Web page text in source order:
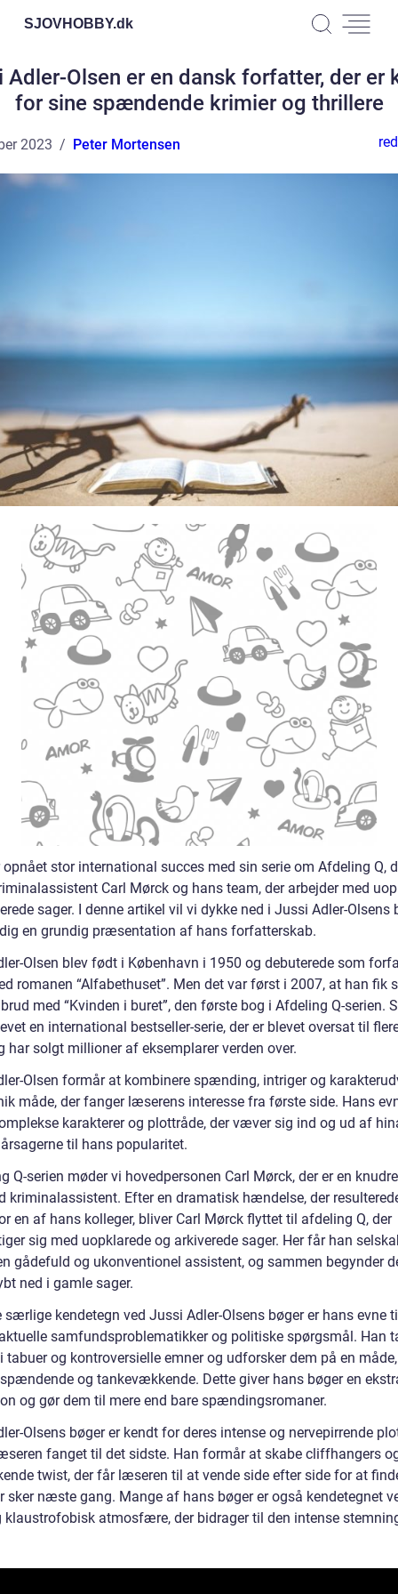
SJOVHOBBY.dk
Adler-Olsen er en dansk forfatter, der er
for sine spændende krimier og thrillere
2023 Peter Mortensen
opnået stor international succes med sin serie om Afdeling Q,
Carl Mørck og hans team, der arbejder med
sager. I denne artikel vil vi dykke ned i Jussi Adler-Olsens
en grundig præsentation af hans forfatterskab.
Olsen blev født i København i 1950 og debuterede som
romanen “Alfabethuset”. Men det var først i 2007, at han fik
med “Kvinden i buret”, den første bog i Afdeling Q-serien.
en international bestseller-serie, der er blevet oversat til
har solgt millioner af eksemplarer verden over.
Olsen formår at kombinere spænding, intriger og
måde, der fanger læserens interesse fra første side. Hans
karakterer og plottråde, der væver sig ind og ud af
til hans popularitet.
Q-serien møder vi hovedpersonen Carl Mørck, der er en
kriminalassistent. Efter en dramatisk hændelse, der
en af hans kolleger, bliver Carl Mørck flyttet til afdeling Q, der
sig med uopklarede og arkiverede sager. Her får han
gådefuld og ukonventionel assistent, og sammen begynder
ned i gamle sager.
særlige kendetegn ved Jussi Adler-Olsens bøger er hans evne
samfundsproblematikker og politiske spørgsmål. Han
tabuer og kontroversielle emner og udforsker dem på en
og tankevækkende. Dette giver hans bøger en
og gør dem til mere end bare spændingsromaner.
Olsens bøger er kendt for deres intense og nervepirrende
fanget til det sidste. Han formår at skabe cliffhangers
twist, der får læseren til at vende side efter side for at
sker næste gang. Mange af hans bøger er også kendetegnet
klaustrofobisk atmosfære, der bidrager til den intense